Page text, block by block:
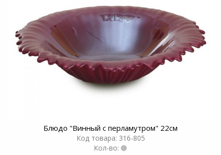
Блюдо "Винный с перламутром" 22см
Код товара: 316-805
Кол-во: